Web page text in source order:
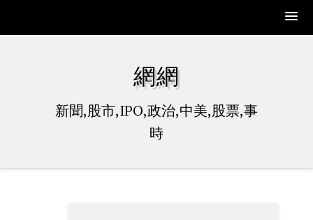
網網
新聞,股市,IPO,政治,中美,股票,事
時